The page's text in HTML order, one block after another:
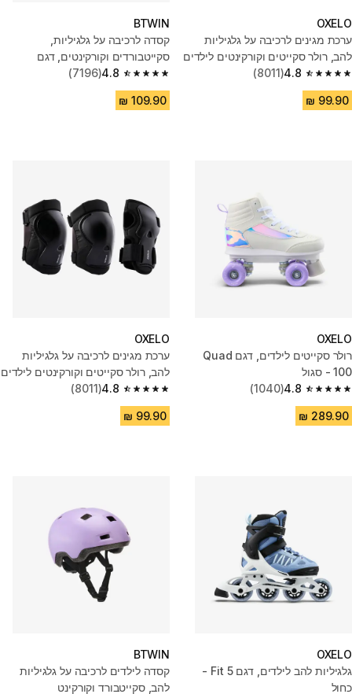
OXELO
ערכת מגינים לרכיבה על גלגיליות
להב, רולר סקייטים וקורקינטים לילדים
- שחור/לבן 4.8
4.8 out of 5 stars from 8011 reviews
(8011)
BTWIN
קסדה לרכיבה על גלגיליות,
סקייטבורדים וקורקינטים, דגם
MF500 - לבן
4.8
4.8 out of 5 stars from 7196 reviews
(7196)
OXELO
רולר סקייטים לילדים, דגם Quad
100 - סגול
4.8
4.8 out of 5 stars from 1040 reviews
(1040)
OXELO
ערכת מגינים לרכיבה על גלגיליות
להב, רולר סקייטים וקורקינטים לילדים
- שחור
4.8
4.8 out of 5 stars from 8011 reviews
(8011)
OXELO
גלגיליות להב לילדים, דגם Fit 5 -
כחול
BTWIN
קסדה לילדים לרכיבה על גלגיליות
להב, סקייטבורד וקורקינט